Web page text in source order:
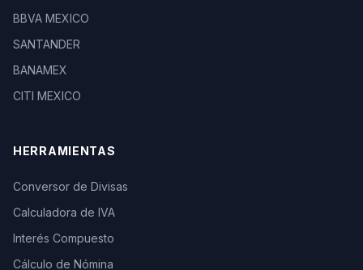
BBVA MEXICO
SANTANDER
BANAMEX
CITI MEXICO
HERRAMIENTAS
Conversor de Divisas
Calculadora de IVA
Interés Compuesto
Cálculo de Nómina